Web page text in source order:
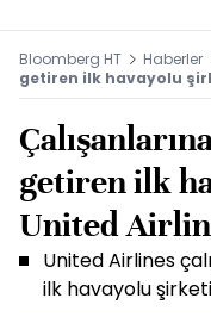
Bloomberg HT Haberler
getiren ilk havayolu
getiren ilk
United
United Airlines
ilk havayolu